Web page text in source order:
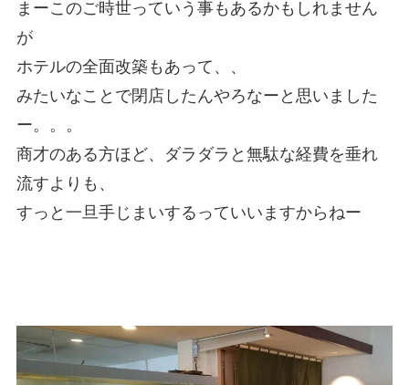
まーこのご時世っていう事もあるかもしれません
が
ホテルの全面改築もあって、、
みたいなことで閉店したんやろなーと思いました
ー。。。
商才のある方ほど、ダラダラと無駄な経費を垂れ
流すよりも、
すっと一旦手じまいするっていいますからねー